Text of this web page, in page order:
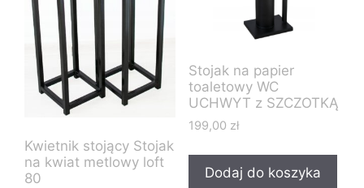
Kwietnik stojący Stojak
na kwiat metlowy loft
80
Stojak na papier
toaletowy WC
UCHWYT z SZCZOTKĄ
199,00 zł
Dodaj do koszyka